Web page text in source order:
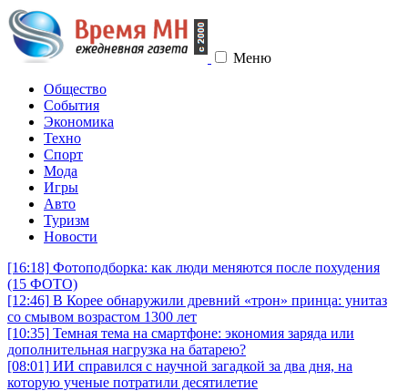
Меню
Общество
События
Экономика
Техно
Спорт
Мода
Игры
Авто
Туризм
Новости
[16:18] Фотоподборка: как люди меняются после похудения
(15 ФОТО)
[12:46] В Корее обнаружили древний «трон» принца: унитаз
со смывом возрастом 1300 лет
[10:35] Темная тема на смартфоне: экономия заряда или
дополнительная нагрузка на батарею?
[08:01] ИИ справился с научной загадкой за два дня, на
которую ученые потратили десятилетие